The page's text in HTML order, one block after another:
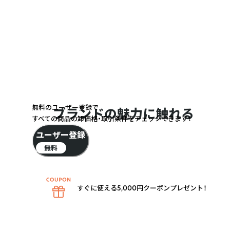
ブランドの魅力に触れる
無料のユーザー登録で
すべての商品の卸価格・取引条件をチェックできます！
ユーザー登録
無料
すぐに使える5,000円クーポンプレゼント！